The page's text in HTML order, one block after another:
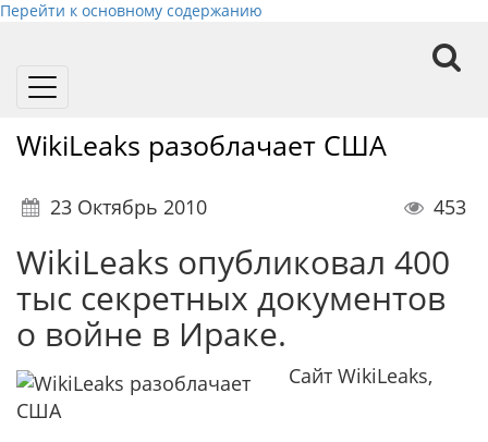
Перейти к основному содержанию
Toggle
WikiLeaks разоблачает США
23 Октябрь 2010 453
WikiLeaks опубликовал 400
тыс секретных документов
о войне в Ираке.
Сайт WikiLeaks,